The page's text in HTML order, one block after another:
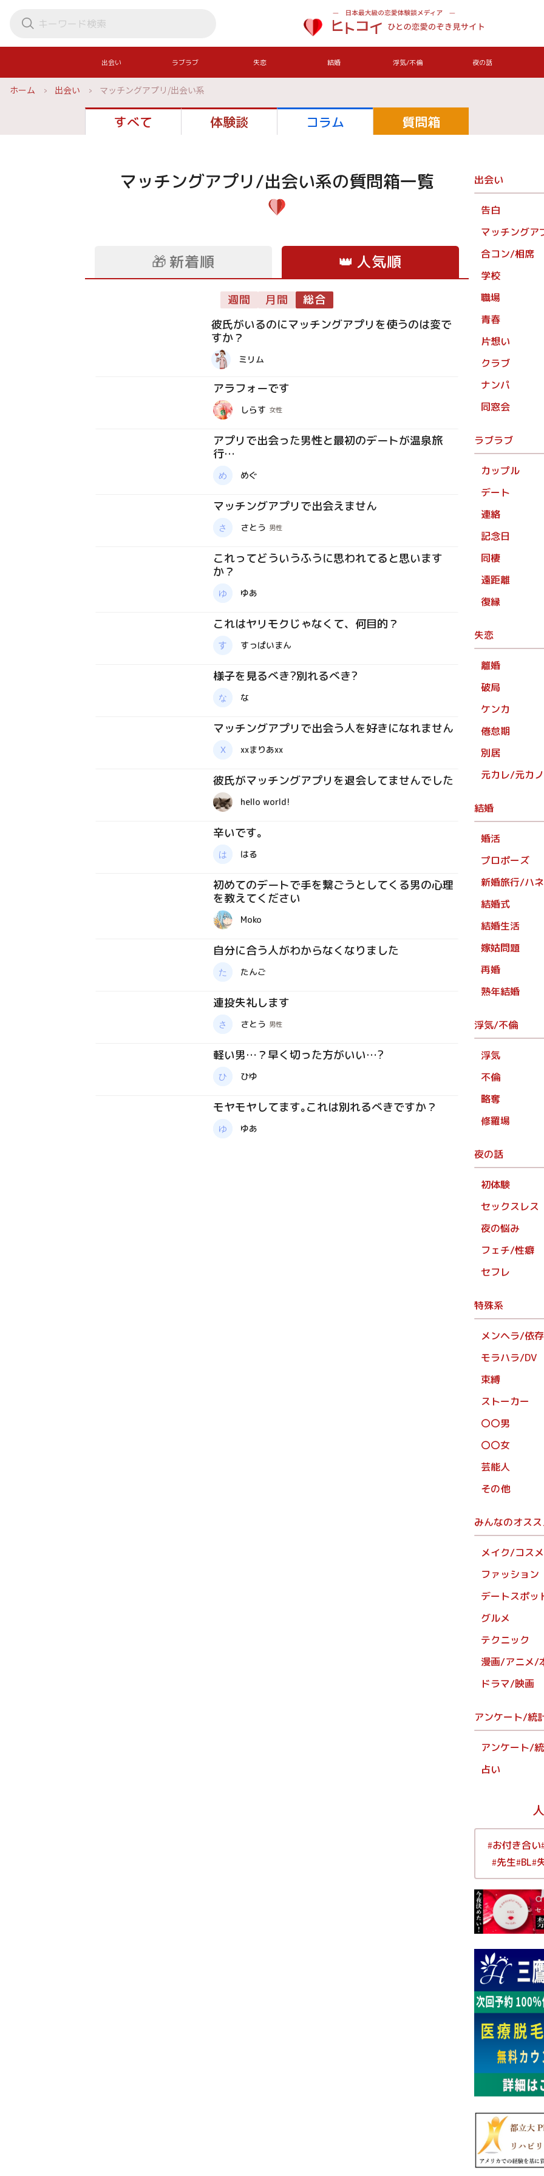
出会い ラブラブ 失恋 結婚 浮気/不倫 夜の話
ホーム 出会い マッチングアプリ/出会い系
すべて 体験談 コラム 質問箱
マッチングアプリ/出会い系の質問箱一覧
🎁 新着順 👑 人気順
週間 月間 総合
彼氏がいるのにマッチングアプリを使うのは変で
すか？
ミリム
アラフォーです
しらす 女性
アプリで出会った男性と最初のデートが温泉旅
行…
めぐ
マッチングアプリで出会えません
さとう 男性
これってどういうふうに思われてると思います
か？
ゆあ
これはヤリモクじゃなくて、何目的？
すっぱいまん
様子を見るべき?別れるべき?
な
マッチングアプリで出会う人を好きになれません
xxまりあxx
彼氏がマッチングアプリを退会してませんでした
hello world!
辛いです。
はる
初めてのデートで手を繋ごうとしてくる男の心理
を教えてください
Moko
自分に合う人がわからなくなりました
たんご
連投失礼します
さとう 男性
軽い男…？早く切った方がいい…?
ひゆ
モヤモヤしてます｡これは別れるべきですか？
ゆあ
出会い
告白
マッチング
合コン/相席
学校
職場
青春
片想い
クラブ
ナンパ
同窓会
ラブラブ
カップル
デート
連絡
記念日
同棲
遠距離
復縁
失恋
離婚
破局
ケンカ
倦怠期
別居
元カレ/元カノ
結婚
婚活
プロポーズ
新婚旅行/ハ
結婚式
結婚生活
嫁姑問題
再婚
熟年結婚
浮気/不倫
浮気
不倫
略奪
修羅場
夜の話
初体験
セックスレス
夜の悩み
フェチ/性癖
セフレ
特殊系
メンヘラ/依
モラハラ/DV
束縛
ストーカー
〇〇男
〇〇女
芸能人
その他
みんなのオス
メイク/コスメ
ファッション
デートスポッ
グルメ
テクニック
漫画/アニメ/
ドラマ/映画
アンケート/統
アンケート/
占い
#お付き合い
#先生#BL#